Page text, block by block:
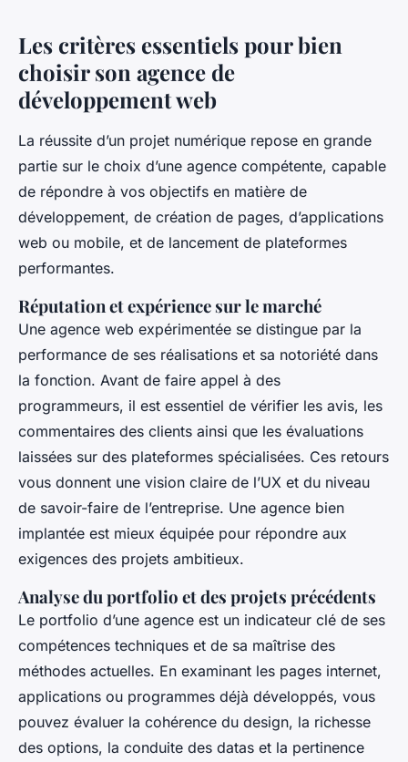
Les critères essentiels pour bien
choisir son agence de
développement web
La réussite d’un projet numérique repose en grande
partie sur le choix d’une agence compétente, capable
de répondre à vos objectifs en matière de
développement, de création de pages, d’applications
web ou mobile, et de lancement de plateformes
performantes.
Réputation et expérience sur le marché
Une agence web expérimentée se distingue par la
performance de ses réalisations et sa notoriété dans
la fonction. Avant de faire appel à des
programmeurs, il est essentiel de vérifier les avis, les
commentaires des clients ainsi que les évaluations
laissées sur des plateformes spécialisées. Ces retours
vous donnent une vision claire de l’UX et du niveau
de savoir-faire de l’entreprise. Une agence bien
implantée est mieux équipée pour répondre aux
exigences des projets ambitieux.
Analyse du portfolio et des projets précédents
Le portfolio d’une agence est un indicateur clé de ses
compétences techniques et de sa maîtrise des
méthodes actuelles. En examinant les pages internet,
applications ou programmes déjà développés, vous
pouvez évaluer la cohérence du design, la richesse
des options, la conduite des datas et la pertinence